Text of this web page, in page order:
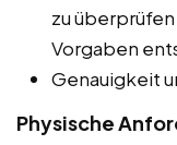
zu
Vorgaben
Genauigkeit
Physische